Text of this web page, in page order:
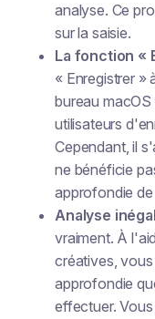
analyse. Ce
sur la saisie.
La fonction «
« Enregistrer »
bureau
utilisateurs
Cependant, il
ne bénéficie
approfondie
Analyse
vraiment. À
créatives,
approfondie
effectuer.